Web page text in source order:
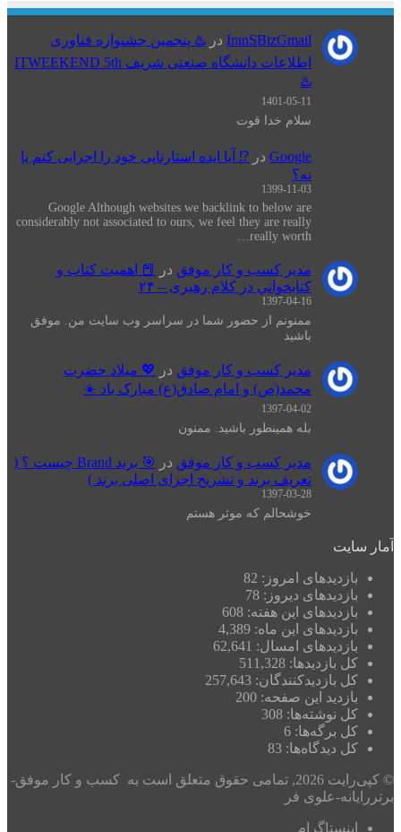
IranSBizGmail در ♨️ پنجمین جشنواره فناوری
اطلاعات دانشگاه صنعتی شریف ITWEEKEND 5th
♨️
1401-05-11
سلام خدا قوت
Google در ⁉️ آیا ایده استارتاپی خود را اجرایی کنم یا
نه؟
1399-11-03
Google Although websites we backlink to below are
considerably not associated to ours, we feel they are really
really worth…
مدیر کسب و کار موفق در
📕 اهميت كتاب و
كتابخواني در كلام رهبری – ۲۴
1397-04-16
ممنونم از حضور شما در سراسر وب سایت من. موفق
باشید
مدیر کسب و کار موفق در
💖 میلاد حضرت
محمد(ص) و امام صادق(ع) مبارک باد ☀️
1397-04-02
بله همینطور باشید. ممنون
مدیر کسب و کار موفق در
🎯 برند Brand چیست ؟ (
تعریف برند و تشریح اجزای اصلی برند )
1397-03-28
خوشحالم که موثر هستم
آمار سایت
بازدیدهای امروز: 82
بازدیدهای دیروز: 78
بازدیدهای این هفته: 608
بازدیدهای این ماه: 4,389
بازدیدهای امسال: 62,641
کل بازدیدها: 511,328
کل بازدیدکنند‌گان: 257,643
بازدید این صفحه: 200
کل نوشته‌ها: 308
کل برگه‌ها: 6
کل دیدگاه‌ها: 83
© کپی‌رایت 2026, تمامی حقوق متعلق است به کسب و کار موفق-
برتررایانه-علوی فر
اینستاگرام